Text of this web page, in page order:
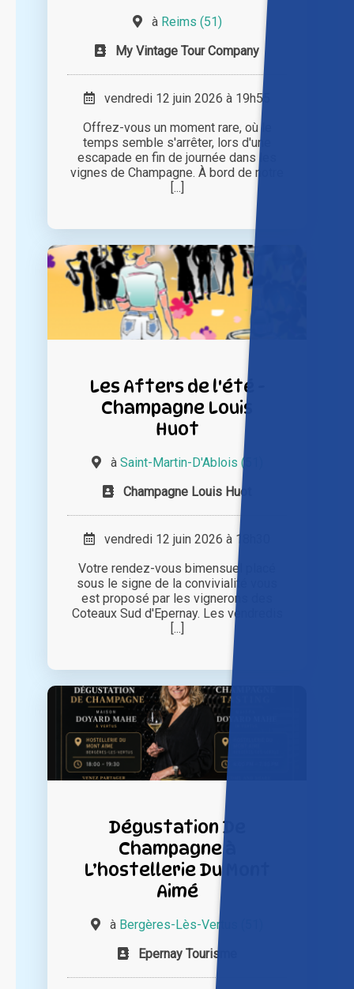
à Reims (51)
My Vintage Tour Company
vendredi 12 juin 2026 à 19h55
Offrez-vous un moment rare, où le
temps semble s'arrêter, lors d'une
escapade en fin de journée dans les
vignes de Champagne. À bord de notre
[...]
Les Afters de l'été -
Champagne Louis
Huot
à Saint-Martin-D'Ablois (51)
Champagne Louis Huot
vendredi 12 juin 2026 à 18h30
Votre rendez-vous bimensuel placé
sous le signe de la convivialité vous
est proposé par les vignerons des
Coteaux Sud d'Epernay. Les vendredis
[...]
Dégustation De
Champagne à
L’hostellerie Du Mont
Aimé
à Bergères-Lès-Vertus (51)
Epernay Tourisme